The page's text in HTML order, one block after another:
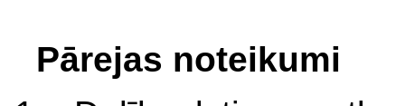
Pārejas noteikumi